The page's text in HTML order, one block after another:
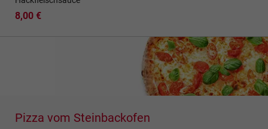
8,00 €
Pizza vom Steinbackofen